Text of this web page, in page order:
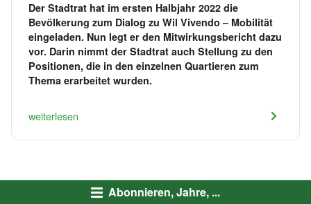
Abonnieren, Jahre, ...
Der Stadtrat hat im ersten Halbjahr 2022 die
Bevölkerung zum Dialog zu Wil Vivendo – Mobilität
eingeladen. Nun legt er den Mitwirkungsbericht dazu
vor. Darin nimmt der Stadtrat auch Stellung zu den
Positionen, die in den einzelnen Quartieren zum
Thema erarbeitet wurden.
weiterlesen